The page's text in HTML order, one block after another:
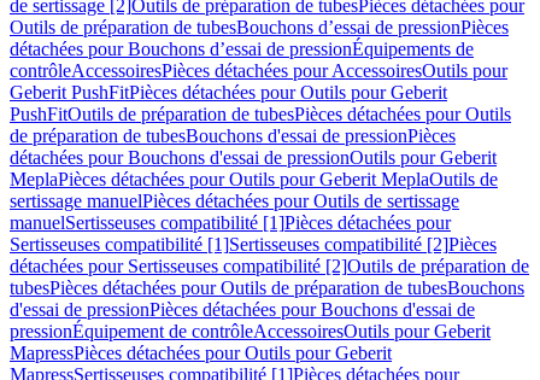
de sertissage [2]Outils de préparation de tubesPièces détachées pour
Outils de préparation de tubesBouchons d’essai de pressionPièces
détachées pour Bouchons d’essai de pressionÉquipements de
contrôleAccessoiresPièces détachées pour AccessoiresOutils pour
Geberit PushFitPièces détachées pour Outils pour Geberit
PushFitOutils de préparation de tubesPièces détachées pour Outils
de préparation de tubesBouchons d'essai de pressionPièces
détachées pour Bouchons d'essai de pressionOutils pour Geberit
MeplaPièces détachées pour Outils pour Geberit MeplaOutils de
sertissage manuelPièces détachées pour Outils de sertissage
manuelSertisseuses compatibilité [1]Pièces détachées pour
Sertisseuses compatibilité [1]Sertisseuses compatibilité [2]Pièces
détachées pour Sertisseuses compatibilité [2]Outils de préparation de
tubesPièces détachées pour Outils de préparation de tubesBouchons
d'essai de pressionPièces détachées pour Bouchons d'essai de
pressionÉquipement de contrôleAccessoiresOutils pour Geberit
MapressPièces détachées pour Outils pour Geberit
MapressSertisseuses compatibilité [1]Pièces détachées pour